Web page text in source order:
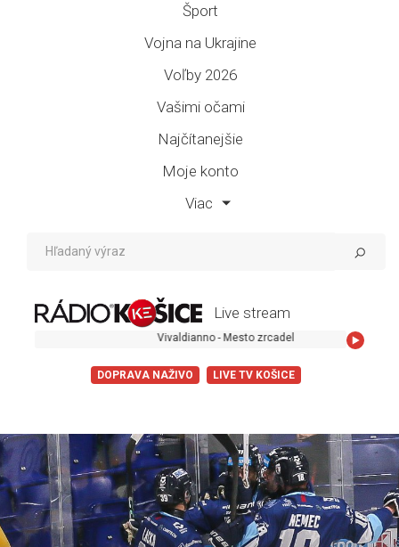
Šport
Vojna na Ukrajine
Voľby 2026
Vašimi očami
Najčítanejšie
Moje konto
Viac
Live stream
Vivaldianno - Mesto zrcadel
DOPRAVA NAŽIVO LIVE TV KOŠICE